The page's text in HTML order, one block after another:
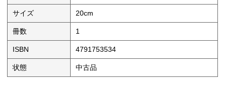
サイズ 20cm
冊数 1
ISBN 4791753534
状態 中古品